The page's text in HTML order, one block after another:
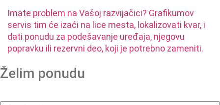
Imate problem na Vašoj razvijačici? Grafikumov
servis tim će izaći na lice mesta, lokalizovati kvar, i
dati ponudu za podešavanje uređaja, njegovu
popravku ili rezervni deo, koji je potrebno zameniti.
Želim ponudu